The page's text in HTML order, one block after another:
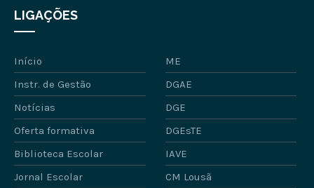
LIGAÇÕES
Início
ME
Instr. de Gestão
DGAE
Notícias
DGE
Oferta formativa
DGEsTE
Biblioteca Escolar
IAVE
Jornal Escolar
CM Lousã